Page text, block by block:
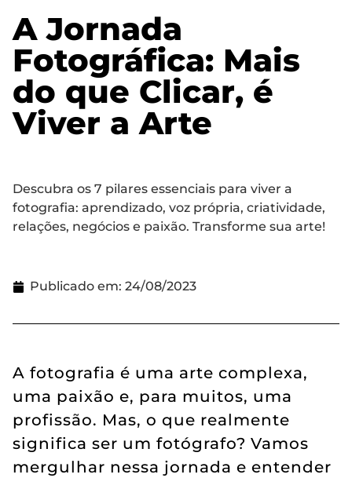
A Jornada
Fotográfica: Mais
do que Clicar, é
Viver a Arte
Descubra os 7 pilares essenciais para viver a
fotografia: aprendizado, voz própria, criatividade,
relações, negócios e paixão. Transforme sua arte!
Publicado em: 24/08/2023
A fotografia é uma arte complexa,
uma paixão e, para muitos, uma
profissão. Mas, o que realmente
significa ser um fotógrafo? Vamos
mergulhar nessa jornada e entender